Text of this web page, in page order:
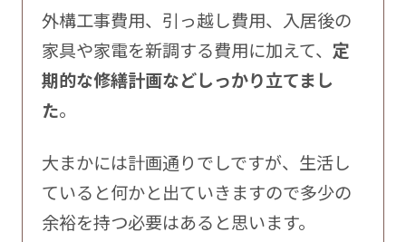
外構工事費用、引っ越し費用、入居後の
家具や家電を新調する費用に加えて、 定
期的な修繕計画などしっかり立てまし
た。
大まかには計画通りでしですが、生活し
ていると何かと出ていきますので多少の
余裕を持つ必要はあると思います。